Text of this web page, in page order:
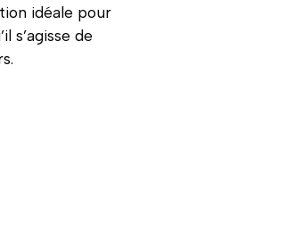
idéale pour
s’agisse de